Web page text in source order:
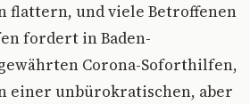
flattern, und viele Betroffenen
fordert in Baden-
Corona-Soforthilfen,
einer unbürokratischen, aber